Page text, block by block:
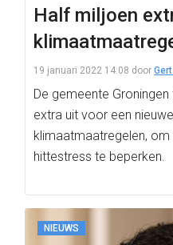
Half miljoen
19 januari 2022 14:08 door
De gemeente
extra uit voor een
klimaatmaatregelen,
hittestress te beperken.
NIEUWS